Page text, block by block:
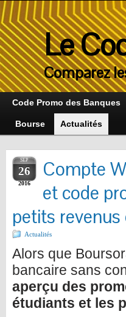
Le
Comparez
Code Promo des Banques
Bourse Actualités
SEP
26
2016
Compte
et code
petits
Actualités
Alors que
bancaire sans
aperçu des
étudiants et les